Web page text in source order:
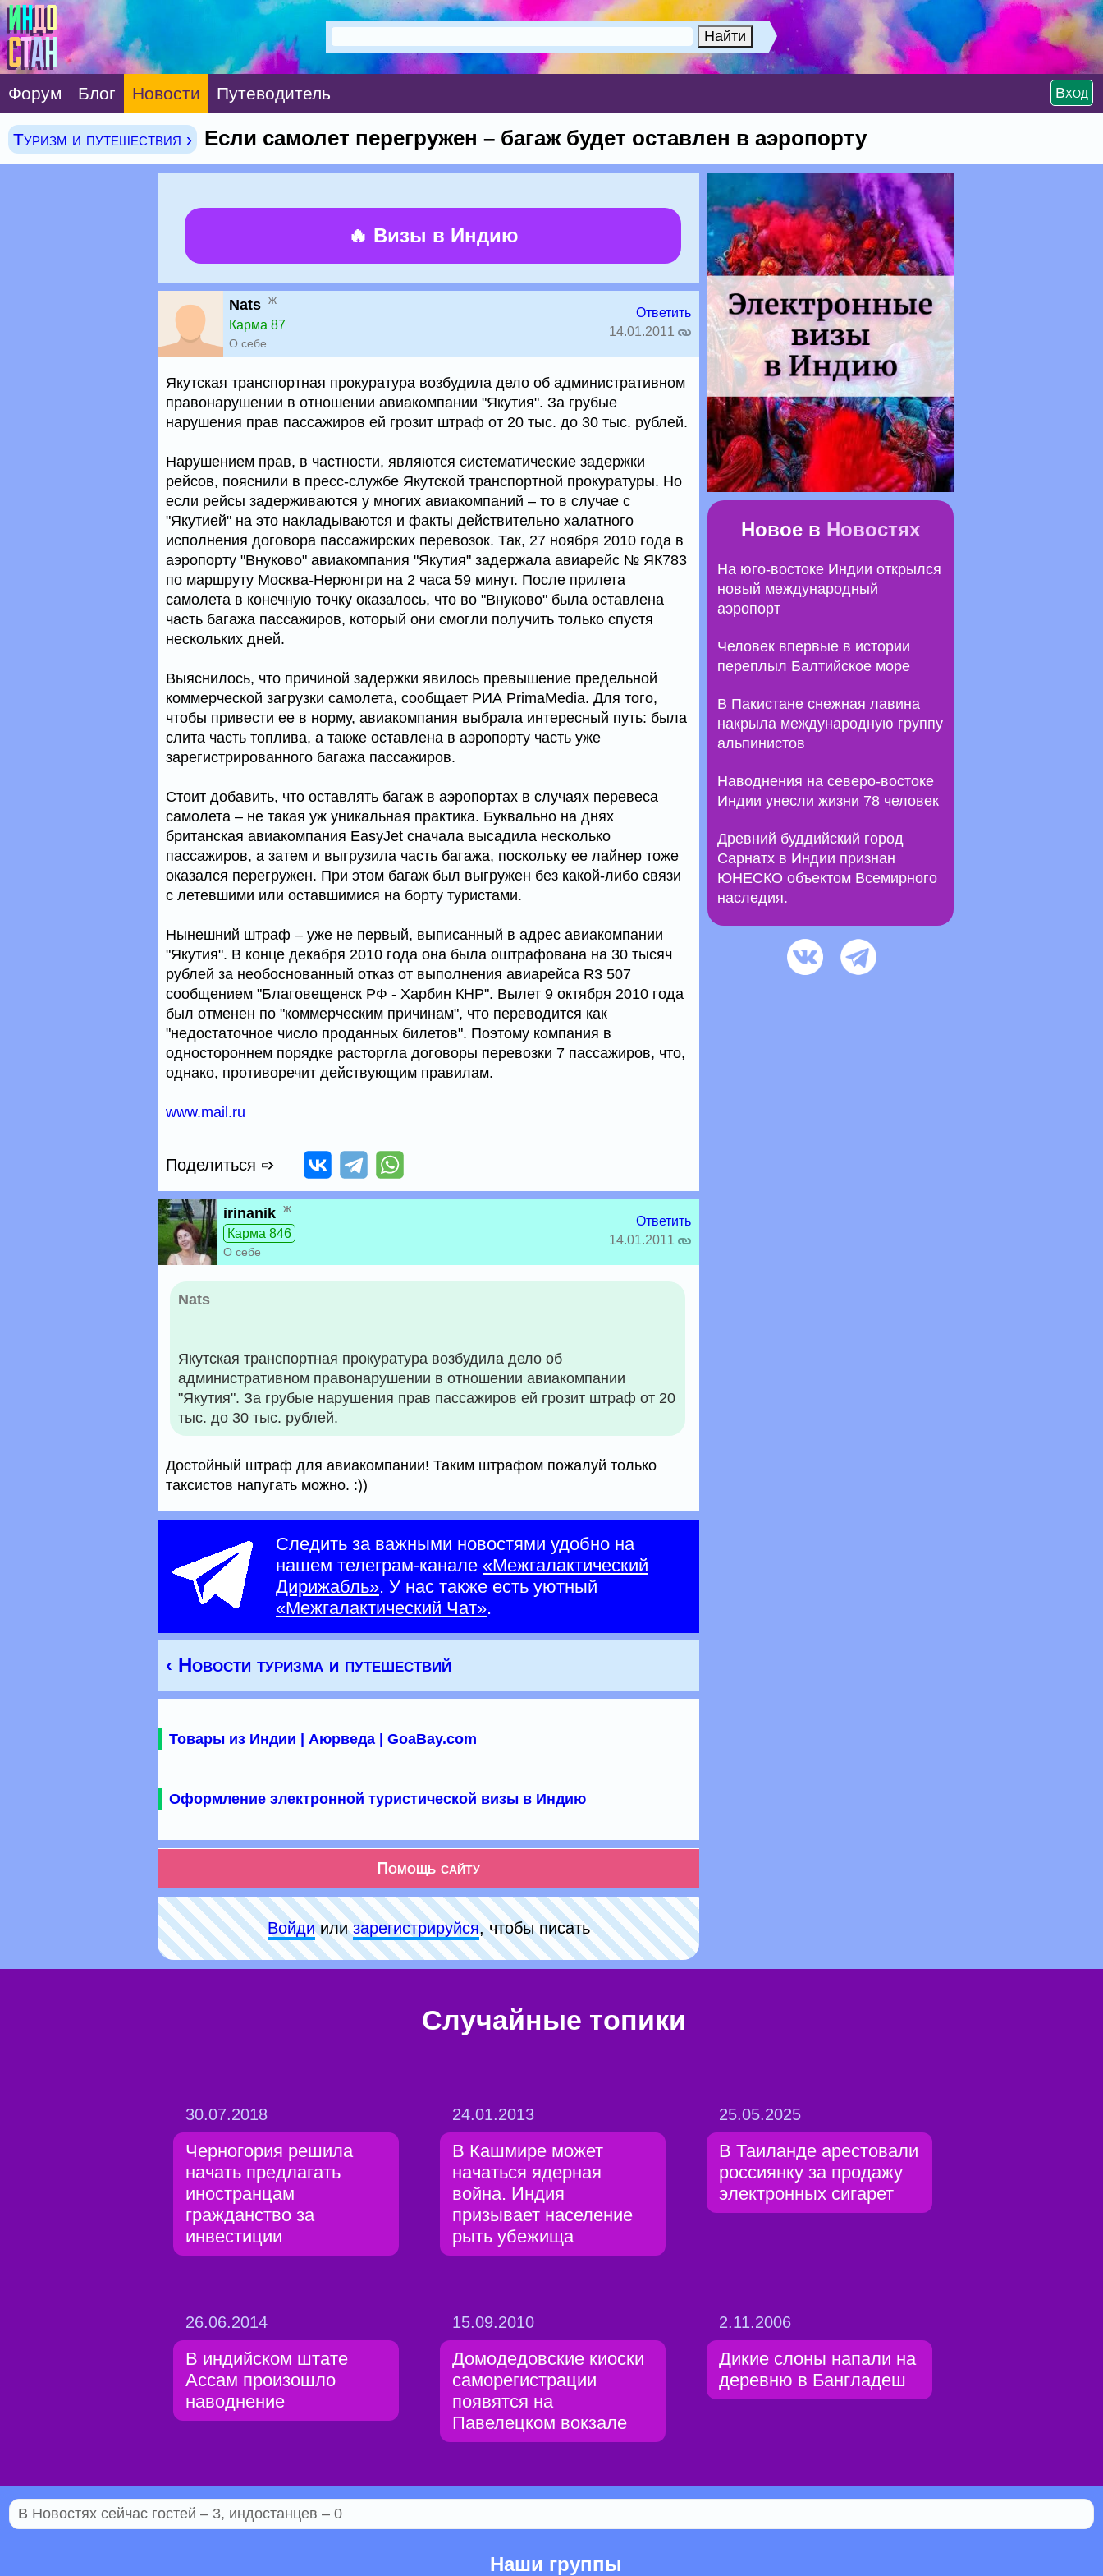
Форум Блог Новости Путеводитель Вход
Туризм и путешествия › Если самолет перегружен – багаж будет оставлен в аэропорту
🔥 Визы в Индию
Nats ж
Карма 87
О себе
Ответить
14.01.2011
Якутская транспортная прокуратура возбудила дело об административном
правонарушении в отношении авиакомпании "Якутия". За грубые
нарушения прав пассажиров ей грозит штраф от 20 тыс. до 30 тыс. рублей.
Нарушением прав, в частности, являются систематические задержки
рейсов, пояснили в пресс-службе Якутской транспортной прокуратуры. Но
если рейсы задерживаются у многих авиакомпаний – то в случае с
"Якутией" на это накладываются и факты действительно халатного
исполнения договора пассажирских перевозок. Так, 27 ноября 2010 года в
аэропорту "Внуково" авиакомпания "Якутия" задержала авиарейс № ЯК783
по маршруту Москва-Нерюнгри на 2 часа 59 минут. После прилета
самолета в конечную точку оказалось, что во "Внуково" была оставлена
часть багажа пассажиров, который они смогли получить только спустя
нескольких дней.
Выяснилось, что причиной задержки явилось превышение предельной
коммерческой загрузки самолета, сообщает РИА PrimaMedia. Для того,
чтобы привести ее в норму, авиакомпания выбрала интересный путь: была
слита часть топлива, а также оставлена в аэропорту часть уже
зарегистрированного багажа пассажиров.
Стоит добавить, что оставлять багаж в аэропортах в случаях перевеса
самолета – не такая уж уникальная практика. Буквально на днях
британская авиакомпания EasyJet сначала высадила несколько
пассажиров, а затем и выгрузила часть багажа, поскольку ее лайнер тоже
оказался перегружен. При этом багаж был выгружен без какой-либо связи
с летевшими или оставшимися на борту туристами.
Нынешний штраф – уже не первый, выписанный в адрес авиакомпании
"Якутия". В конце декабря 2010 года она была оштрафована на 30 тысяч
рублей за необоснованный отказ от выполнения авиарейса R3 507
сообщением "Благовещенск РФ - Харбин КНР". Вылет 9 октября 2010 года
был отменен по "коммерческим причинам", что переводится как
"недостаточное число проданных билетов". Поэтому компания в
одностороннем порядке расторгла договоры перевозки 7 пассажиров, что,
однако, противоречит действующим правилам.
www.mail.ru
Поделиться ➩
irinanik ж
Карма 846
О себе
Ответить
14.01.2011
Nats
Якутская транспортная прокуратура возбудила дело об
административном правонарушении в отношении авиакомпании
"Якутия". За грубые нарушения прав пассажиров ей грозит штраф от 20
тыс. до 30 тыс. рублей.
Достойный штраф для авиакомпании! Таким штрафом пожалуй только
таксистов напугать можно. :))
Следить за важными новостями удобно на
нашем телеграм-канале «Межгалактический
Дирижабль». У нас также есть уютный
«Межгалактический Чат».
‹ Новости туризма и путешествий
Товары из Индии | Аюрведа | GoaBay.com
Оформление электронной туристической визы в Индию
Помощь сайту
Войдиилизарeгиcтpируйся, чтобы писать
Новое в Новостях
На юго-востоке Индии открылся
новый международный
аэропорт
Человек впервые в истории
переплыл Балтийское море
В Пакистане снежная лавина
накрыла международную группу
альпинистов
Наводнения на северо-востоке
Индии унесли жизни 78 человек
Древний буддийский город
Сарнатх в Индии признан
ЮНЕСКО объектом Всемирного
наследия.
Случайные топики
30.07.2018
Черногория решила
начать предлагать
иностранцам
гражданство за
инвестиции
24.01.2013
В Кашмире может
начаться ядерная
война. Индия
призывает население
рыть убежища
25.05.2025
В Таиланде арестовали
россиянку за продажу
электронных сигарет
26.06.2014
В индийском штате
Ассам произошло
наводнение
15.09.2010
Домодедовские киоски
саморегистрации
появятся на
Павелецком вокзале
2.11.2006
Дикие слоны напали на
деревню в Бангладеш
В Новостях сейчас гостей – 3, индостанцев – 0
Наши группы